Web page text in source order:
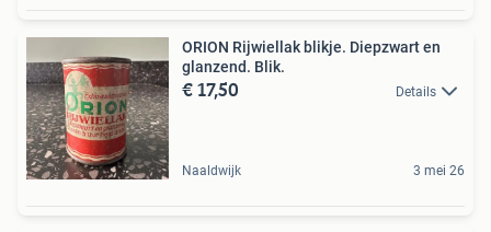
ORION Rijwiellak blikje. Diepzwart en
glanzend. Blik.
€ 17,50 Details
Naaldwijk 3 mei 26